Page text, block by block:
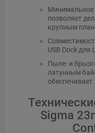
Минимальное
позволяет
крупным
USB Dock для
Пыле- и
латунным
обеспечивает
Sigma